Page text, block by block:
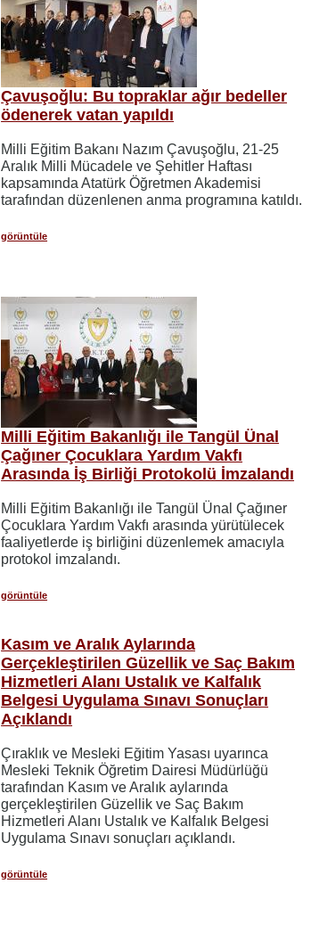
Çavuşoğlu: Bu topraklar ağır bedeller
ödenerek vatan yapıldı
Milli Eğitim Bakanı Nazım Çavuşoğlu, 21-25
Aralık Milli Mücadele ve Şehitler Haftası
kapsamında Atatürk Öğretmen Akademisi
tarafından düzenlenen anma programına katıldı.
görüntüle
Milli Eğitim Bakanlığı ile Tangül Ünal
Çağıner Çocuklara Yardım Vakfı
Arasında İş Birliği Protokolü İmzalandı
Milli Eğitim Bakanlığı ile Tangül Ünal Çağıner
Çocuklara Yardım Vakfı arasında yürütülecek
faaliyetlerde iş birliğini düzenlemek amacıyla
protokol imzalandı.
görüntüle
Kasım ve Aralık Aylarında
Gerçekleştirilen Güzellik ve Saç Bakım
Hizmetleri Alanı Ustalık ve Kalfalık
Belgesi Uygulama Sınavı Sonuçları
Açıklandı
Çıraklık ve Mesleki Eğitim Yasası uyarınca
Mesleki Teknik Öğretim Dairesi Müdürlüğü
tarafından Kasım ve Aralık aylarında
gerçekleştirilen Güzellik ve Saç Bakım
Hizmetleri Alanı Ustalık ve Kalfalık Belgesi
Uygulama Sınavı sonuçları açıklandı.
görüntüle